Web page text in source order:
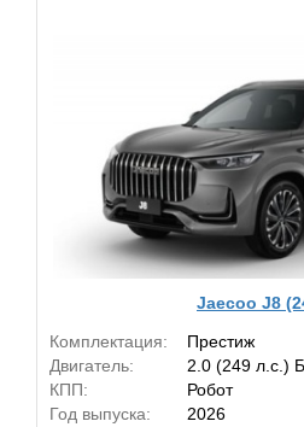
Jaecoo J8
Комплектация:
Престиж
Двигатель:
2.0 (249 л.с.)
КПП:
Робот
Год выпуска:
2026